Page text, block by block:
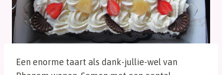
Een enorme taart als dank-jullie-wel van